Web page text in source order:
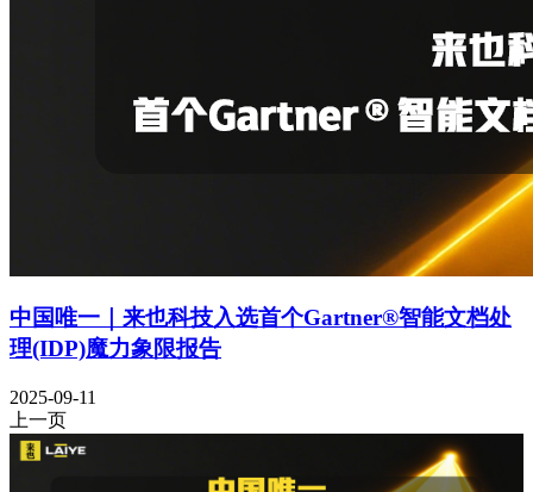
中国唯一｜来也科技入选首个Gartner®智能文档处
理(IDP)魔力象限报告
2025-09-11
上一页